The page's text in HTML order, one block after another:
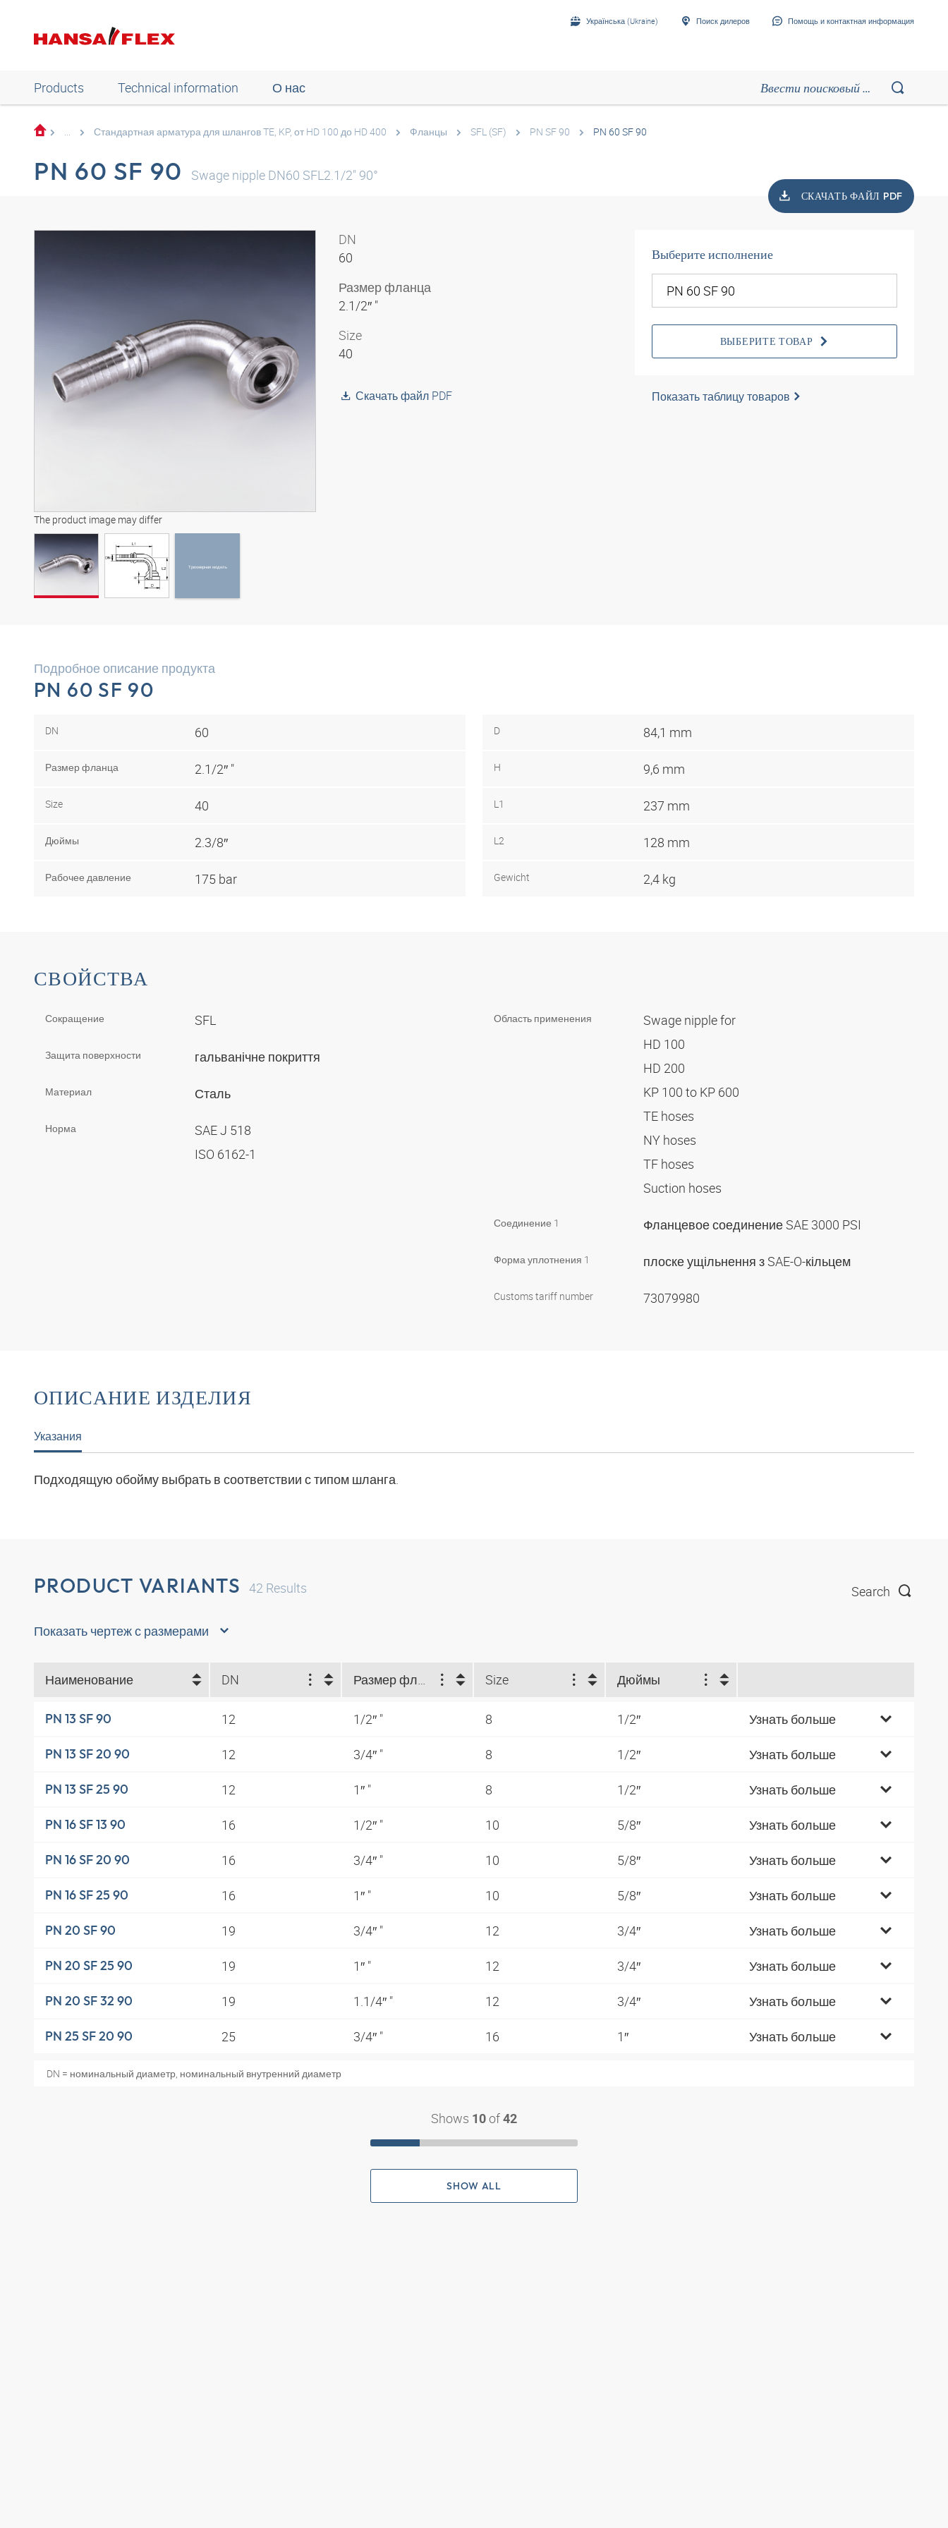
Українська (Ukraine) Поиск дилеров Помощь и контактная информация
Products Technical information О нас
... Стандартная арматура для шлангов TE, KP, от HD 100 до HD 400 Фланцы SFL (SF) PN SF 90 PN 60 SF 90
PN 60 SF 90 Swage nipple DN60 SFL2.1/2" 90°
СКАЧАТЬ ФАЙЛ PDF
The product image may differ
Трехмерная модель
DN
60
Размер фланца
2.1/2″ "
Size
40
Скачать файл PDF
Выберите исполнение
ВЫБЕРИТЕ ТОВАР
Показать таблицу товаров
Подробное описание продукта
PN 60 SF 90
DN 60
Размер фланца 2.1/2″ "
Size 40
Дюймы 2.3/8″
Рабочее давление 175 bar
D 84,1 mm
H 9,6 mm
L1 237 mm
L2 128 mm
Gewicht 2,4 kg
СВОЙСТВА
Сокращение SFL
Защита поверхности гальванічне покриття
Материал Сталь
Норма
SAE J 518
ISO 6162-1
Область применения
Swage nipple for
HD 100
HD 200
KP 100 to KP 600
TE hoses
NY hoses
TF hoses
Suction hoses
Соединение 1 Фланцевое соединение SAE 3000 PSI
Форма уплотнения 1 плоске ущільнення з SAE-O-кільцем
Customs tariff number 73079980
ОПИСАНИЕ ИЗДЕЛИЯ
Указания
Подходящую обойму выбрать в соответствии с типом шланга.
PRODUCT VARIANTS 42 Results Search
Показать чертеж с размерами
Наименование DN Размер фланца (") Size Дюймы
PN 13 SF 90 12 1/2″ " 8 1/2″ Узнать больше
PN 13 SF 20 90 12 3/4″ " 8 1/2″ Узнать больше
PN 13 SF 25 90 12 1″ " 8 1/2″ Узнать больше
PN 16 SF 13 90 16 1/2″ " 10 5/8″ Узнать больше
PN 16 SF 20 90 16 3/4″ " 10 5/8″ Узнать больше
PN 16 SF 25 90 16 1″ " 10 5/8″ Узнать больше
PN 20 SF 90 19 3/4″ " 12 3/4″ Узнать больше
PN 20 SF 25 90 19 1″ " 12 3/4″ Узнать больше
PN 20 SF 32 90 19 1.1/4″ " 12 3/4″ Узнать больше
PN 25 SF 20 90 25 3/4″ " 16 1″ Узнать больше
DN = номинальный диаметр, номинальный внутренний диаметр
Shows 10 of 42
SHOW ALL